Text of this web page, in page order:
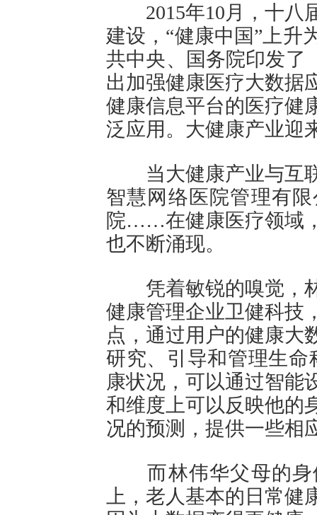
2015年10月，十八
建设，“健康中国”上升
共中央、国务院印发了
出加强健康医疗大数据
健康信息平台的医疗健
泛应用。大健康产业迎
当大健康产业与互联
智慧网络医院管理有
院……在健康医疗领域
也不断涌现。
凭着敏锐的嗅觉，林
健康管理企业卫健科技
点，通过用户的健康大
研究、引导和管理生命
康状况，可以通过智能
和维度上可以反映他的
况的预测，提供一些相
而林伟华父母的身
上，老人基本的日常